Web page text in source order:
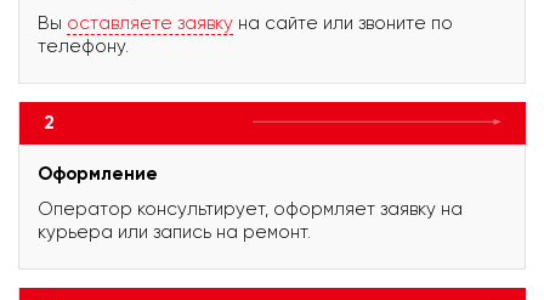
Вы оставляете заявку на сайте или звоните по
телефону.
2
Оформление
Оператор консультирует, оформляет заявку на
курьера или запись на ремонт.